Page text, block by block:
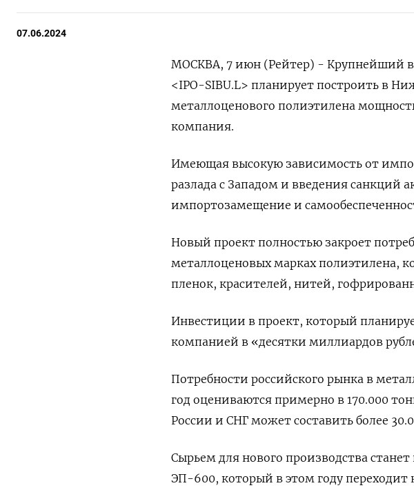
07.06.2024
МОСКВА, 7 июн (Рейтер) - Крупнейший в
<IPO-SIBU.L> планирует построить в
металлоценового полиэтилена
компания.
Имеющая высокую зависимость от
разлада с Западом и введения санкций
импортозамещение и
Новый проект полностью закроет
металлоценовых марках полиэтилена,
пленок, красителей, нитей,
Инвестиции в проект, который
компанией в «десятки миллиардов
Потребности российского рынка в
год оцениваются примерно в 170.000
России и СНГ может составить более
Сырьем для нового производства
ЭП-600, который в этом году переходит